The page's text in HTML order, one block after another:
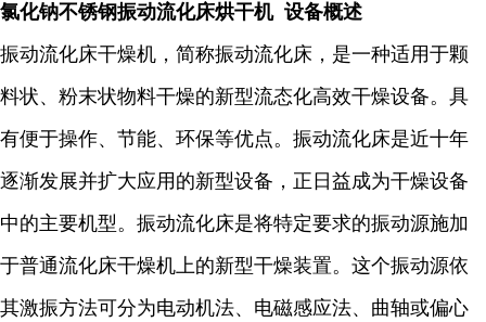
氯化钠不锈钢振动流化床烘干机 设备概述
振动流化床干燥机，简称振动流化床，是一种适用于颗
料状、粉末状物料干燥的新型流态化高效干燥设备。具
有便于操作、节能、环保等优点。振动流化床是近十年
逐渐发展并扩大应用的新型设备，正日益成为干燥设备
中的主要机型。振动流化床是将特定要求的振动源施加
于普通流化床干燥机上的新型干燥装置。这个振动源依
其激振方法可分为电动机法、电磁感应法、曲轴或偏心